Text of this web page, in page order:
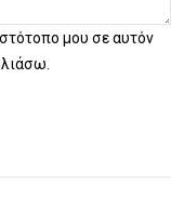
μου σε αυτόν